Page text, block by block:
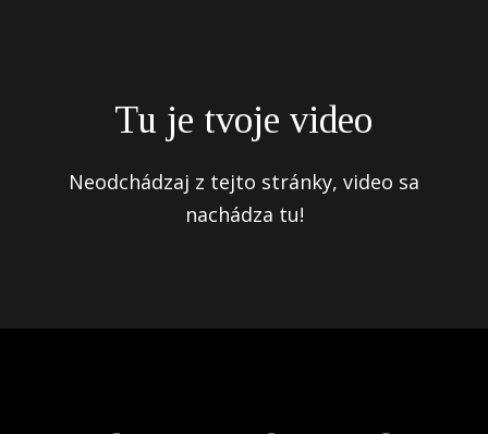
Tu je tvoje video
Neodchádzaj z tejto stránky, video sa
nachádza tu!